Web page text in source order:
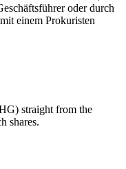
oder durch
einem Prokuristen
straight from the
shares.